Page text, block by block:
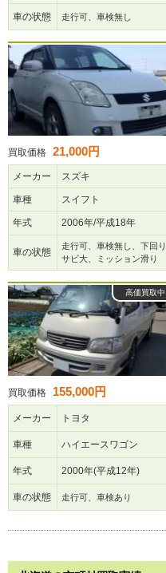
車の状態 走行可、車検無し
買取価格 21,000円
メーカー スズキ
車種 スイフト
年式 2006年/平成18年
車の状態
走行可、車検無し、下回り
サビ大、ミッション滑り
高価買取中
買取価格 155,000円
メーカー トヨタ
車種 ハイエースワゴン
年式 2000年(平成12年)
車の状態 走行可、車検あり